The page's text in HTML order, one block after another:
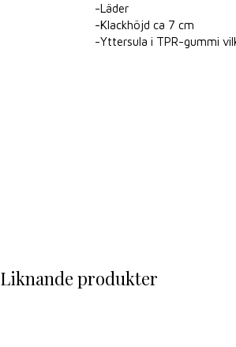
-Läder
-Klackhöjd ca 7 cm
-Yttersula i TPR-gummi
Liknande produkter